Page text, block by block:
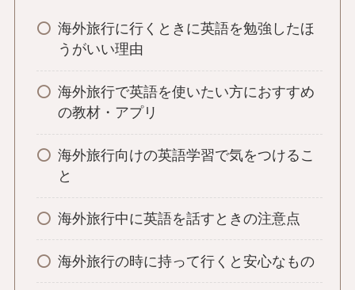
海外旅行に行くときに英語を勉強したほ
うがいい理由
海外旅行で英語を使いたい方におすすめ
の教材・アプリ
海外旅行向けの英語学習で気をつけるこ
と
海外旅行中に英語を話すときの注意点
海外旅行の時に持って行くと安心なもの